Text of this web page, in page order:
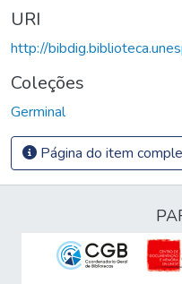
URI
http://
Coleções
Germinal
Página do item